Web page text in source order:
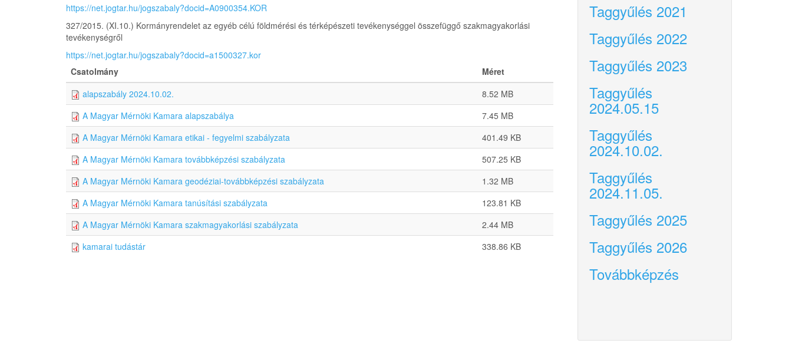
https://net.jogtar.hu/jogszabaly?docid=A0900354.KOR
327/2015. (XI.10.) Kormányrendelet az egyéb célú földmérési és térképészeti tevékenységgel összefüggő szakmagyakorlási
tevékenységről
https://net.jogtar.hu/jogszabaly?docid=a1500327.kor
Csatolmány
Méret
alapszabály 2024.10.02.
8.52 MB
A Magyar Mérnöki Kamara alapszabálya
7.45 MB
A Magyar Mérnöki Kamara etikai - fegyelmi szabályzata
401.49 KB
A Magyar Mérnöki Kamara továbbképzési szabályzata
507.25 KB
A Magyar Mérnöki Kamara geodéziai-továbbképzési szabályzata
1.32 MB
A Magyar Mérnöki Kamara tanúsítási szabályzata
123.81 KB
A Magyar Mérnöki Kamara szakmagyakorlási szabályzata
2.44 MB
kamarai tudástár
338.86 KB
Taggyűlés 2021
Taggyűlés 2022
Taggyűlés 2023
Taggyűlés
2024.05.15
Taggyűlés
2024.10.02.
Taggyűlés
2024.11.05.
Taggyűlés 2025
Taggyűlés 2026
Továbbképzés